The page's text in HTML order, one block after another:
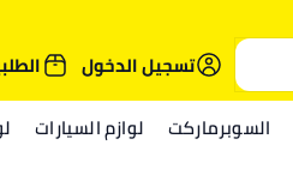
تسجيل الدخول
السوبرماركت لوازم السيارات